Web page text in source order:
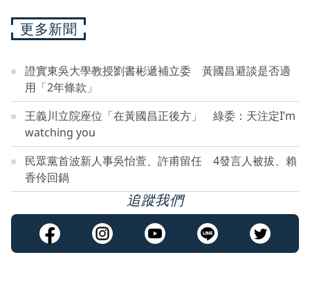
更多新聞
證實東吳大學教授劉書彬遞補立委 黃國昌避談是否適
用「2年條款」
王義川立院座位「在黃國昌正後方」 綠委：天注定I’m
watching you
民眾黨首波新人事吳怡萱、許甫留任 4發言人被拔、賴
香伶回鍋
追蹤我們